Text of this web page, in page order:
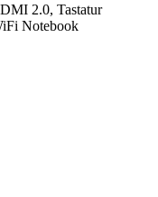
2.0, Tastatur
Notebook